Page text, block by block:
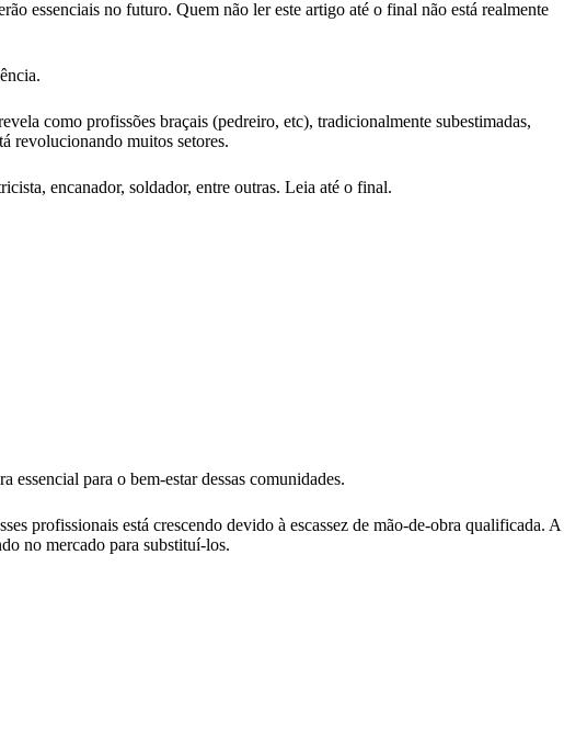
essenciais no futuro. Quem não ler este artigo até o final não está realmente
como profissões braçais (pedreiro, etc), tradicionalmente subestimadas,
revolucionando muitos setores.
encanador, soldador, entre outras. Leia até o final.
para o bem-estar dessas comunidades.
profissionais está crescendo devido à escassez de mão-de-obra qualificada. A
no mercado para substituí-los.